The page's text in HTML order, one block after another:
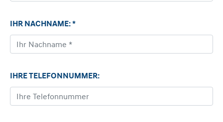
IHR NACHNAME: *
IHRE TELEFONNUMMER: